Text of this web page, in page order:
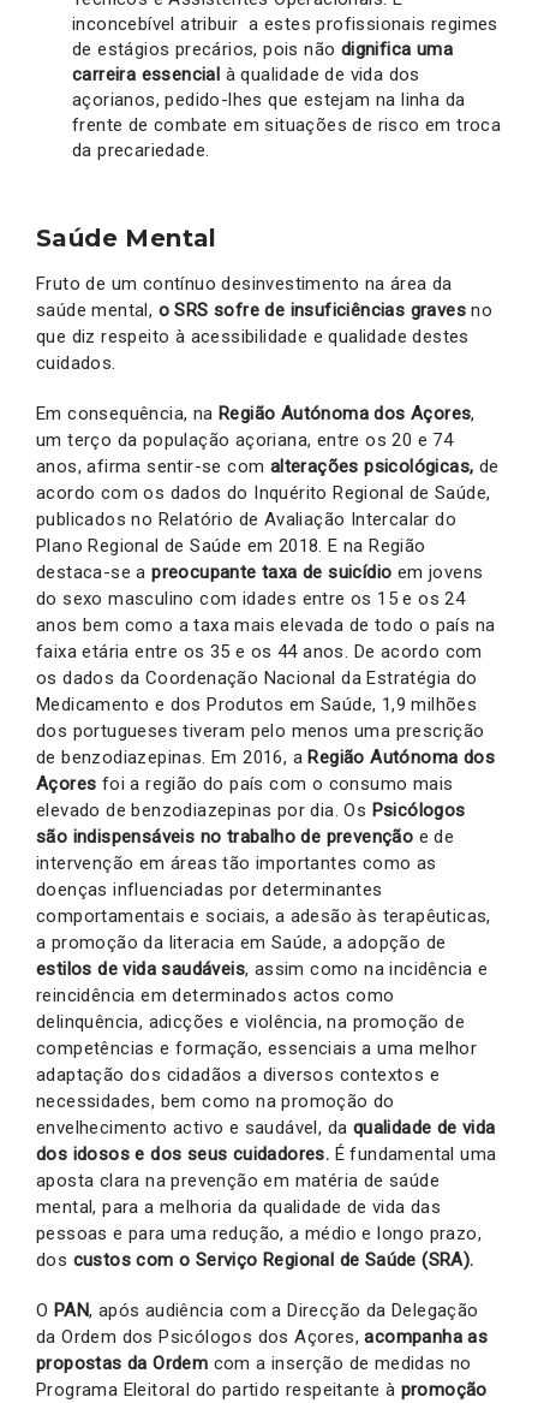
inconcebível atribuir a estes profissionais regimes
de estágios precários, pois não dignifica uma
carreira essencial à qualidade de vida dos
açorianos, pedido-lhes que estejam na linha da
frente de combate em situações de risco em troca
da precariedade.
Saúde Mental
Fruto de um contínuo desinvestimento na área da
saúde mental, o SRS sofre de insuficiências gravesno
que diz respeito à acessibilidade e qualidade destes
cuidados.
Em consequência, na Região Autónoma dos Açores,
um terço da população açoriana, entre os 20 e 74
anos, afirma sentir-se com alterações psicológicas, de
acordo com os dados do Inquérito Regional de Saúde,
publicados no Relatório de Avaliação Intercalar do
Plano Regional de Saúde em 2018. E na Região
destaca-se apreocupante taxa de suicídio em jovens
do sexo masculino com idades entre os 15 e os 24
anos bem como a taxa mais elevada de todo o país na
faixa etária entre os 35 e os 44 anos. De acordo com
os dados da Coordenação Nacional da Estratégia do
Medicamento e dos Produtos em Saúde, 1,9 milhões
dos portugueses tiveram pelo menos uma prescrição
de benzodiazepinas. Em 2016, a Região Autónoma dos
Açores foi a região do país com o consumo mais
elevado de benzodiazepinas por dia. Os Psicólogos
são indispensáveis no trabalho de prevenção e de
intervenção em áreas tão importantes como as
doenças influenciadas por determinantes
comportamentais e sociais, a adesão às terapêuticas,
a promoção da literacia em Saúde, a adopção de
estilos de vida saudáveis, assim como na incidência e
reincidência em determinados actos como
delinquência, adicções e violência, na promoção de
competências e formação, essenciais a uma melhor
adaptação dos cidadãos a diversos contextos e
necessidades, bem como na promoção do
envelhecimento activo e saudável, da qualidade de vida
dos idosos e dos seus cuidadores. É fundamental uma
aposta clara na prevenção em matéria de saúde
mental, para a melhoria da qualidade de vida das
pessoas e para uma redução, a médio e longo prazo,
dos custos com o Serviço Regional de Saúde (SRA).
O PAN, após audiência com a Direcção da Delegação
da Ordem dos Psicólogos dos Açores,acompanha as
propostas da Ordem com a inserção de medidas no
Programa Eleitoral do partido respeitante à promoção